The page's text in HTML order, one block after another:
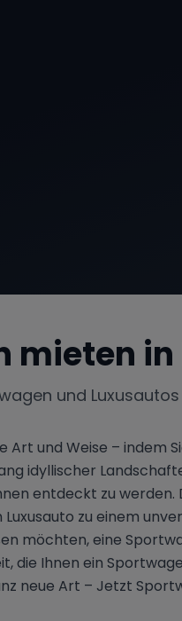
mieten in
und
Art und Weise –
idyllischer
entdeckt zu
zu einem
möchten, eine
die Ihnen ein
neue Art – Jetzt